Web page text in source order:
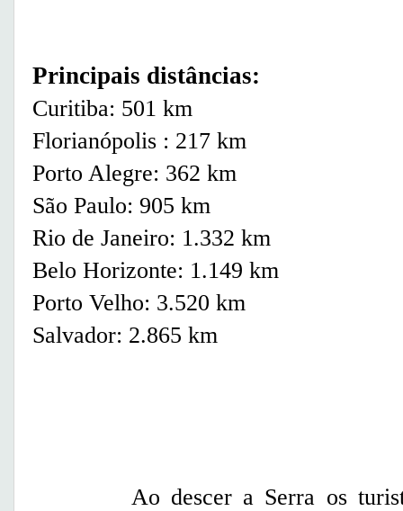
Principais distâncias:
Curitiba: 501 km
Florianópolis : 217 km
Porto Alegre: 362 km
São Paulo: 905 km
Rio de Janeiro: 1.332 km
Belo Horizonte: 1.149 km
Porto Velho: 3.520 km
Salvador: 2.865 km
Ao descer a Serra os turista